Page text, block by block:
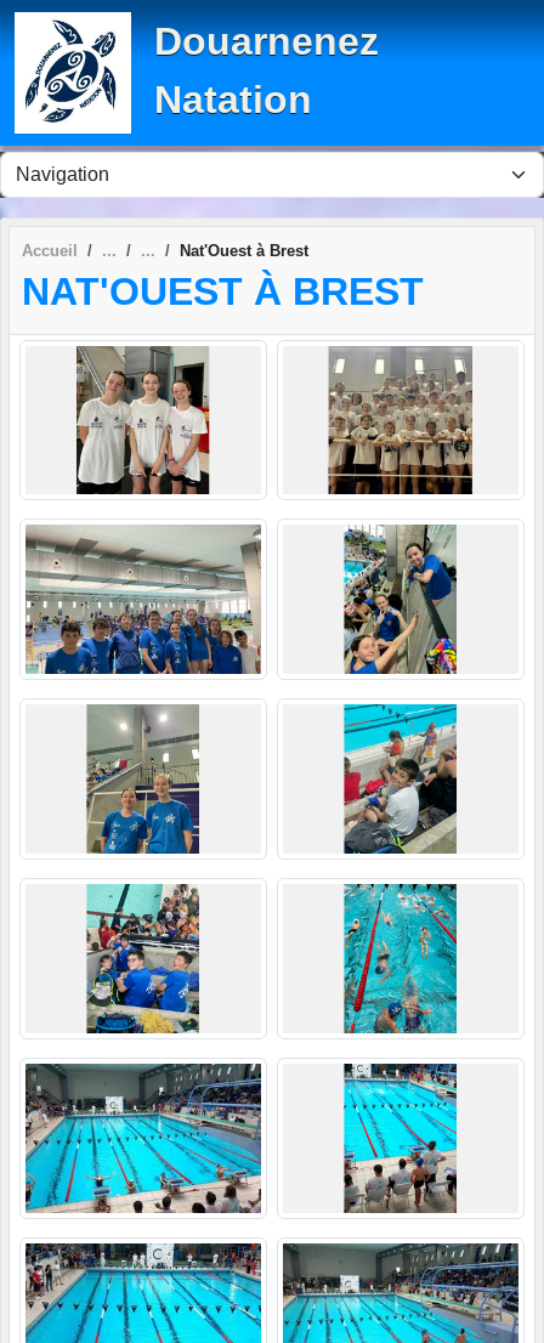
Douarnenez
Natation
Accueil Nat'Ouest à Brest
NAT'OUEST À BREST
Panneau de gestion des cookies